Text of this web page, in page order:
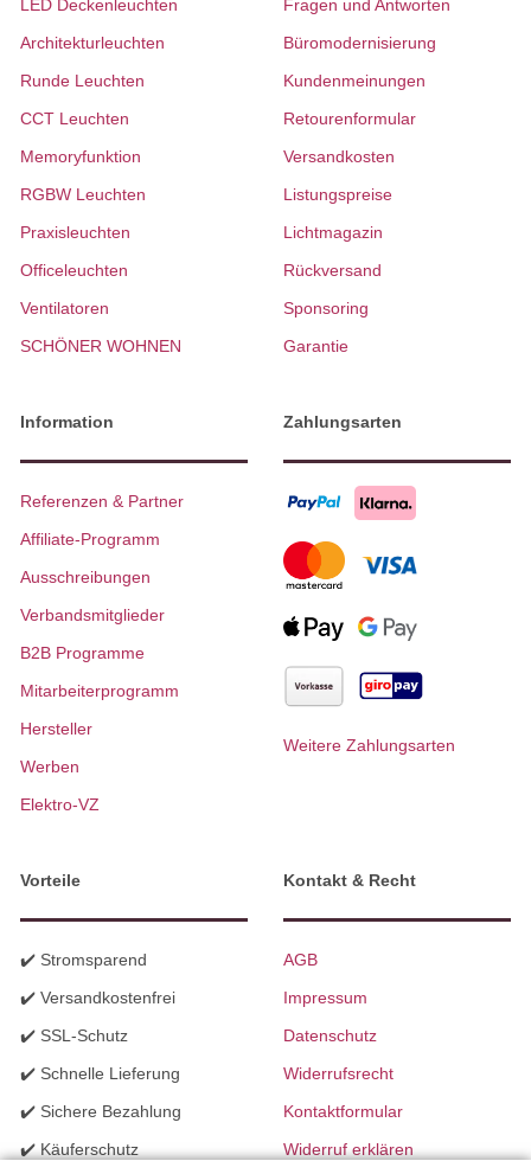
LED Deckenleuchten
Architekturleuchten
Runde Leuchten
CCT Leuchten
Memoryfunktion
RGBW Leuchten
Praxisleuchten
Officeleuchten
Ventilatoren
SCHÖNER WOHNEN
Fragen und Antworten
Büromodernisierung
Kundenmeinungen
Retourenformular
Versandkosten
Listungspreise
Lichtmagazin
Rückversand
Sponsoring
Garantie
Information
Referenzen & Partner
Affiliate-Programm
Ausschreibungen
Verbandsmitglieder
B2B Programme
Mitarbeiterprogramm
Hersteller
Werben
Elektro-VZ
Zahlungsarten
Weitere Zahlungsarten
Vorteile
✔️ Stromsparend
✔️ Versandkostenfrei
✔️ SSL-Schutz
✔️ Schnelle Lieferung
✔️ Sichere Bezahlung
✔️ Käuferschutz
Kontakt & Recht
AGB
Impressum
Datenschutz
Widerrufsrecht
Kontaktformular
Widerruf erklären